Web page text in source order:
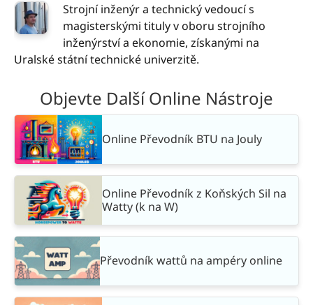
Strojní inženýr a technický vedoucí s
magisterskými tituly v oboru strojního
inženýrství a ekonomie, získanými na
Uralské státní technické univerzitě.
Objevte Další Online Nástroje
Online Převodník BTU na Jouly
Online Převodník z Koňských Sil na
Watty (k na W)
Převodník wattů na ampéry online